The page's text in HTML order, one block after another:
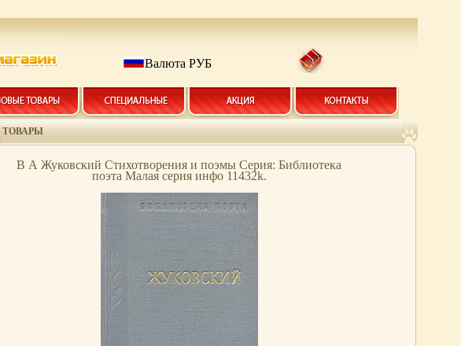
Валюта РУБ
ТОВАРЫ
В А Жуковский Стихотворения и поэмы Серия: Библиотека
поэта Малая серия инфо 11432k.